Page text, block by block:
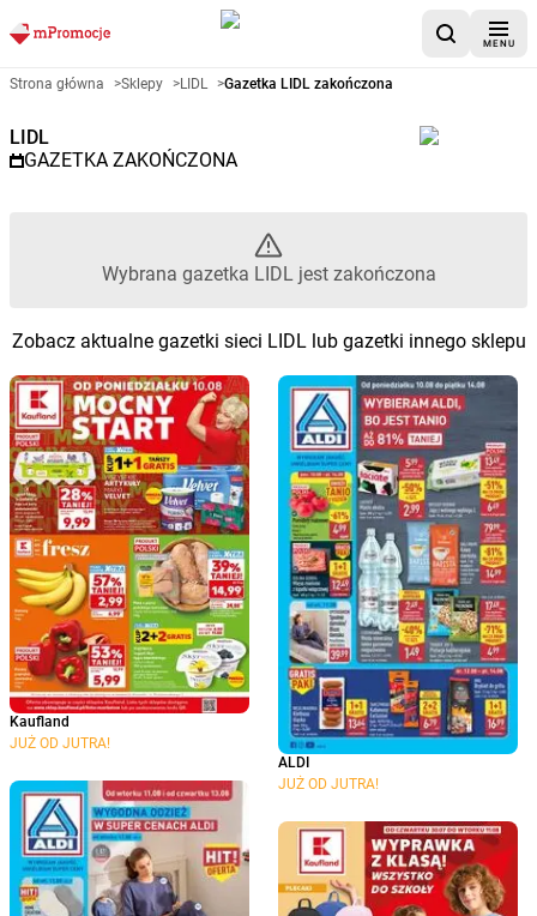
MENU
Gazetka promocyjna LIDL –
Strona główna >Sklepy >LIDL >Gazetka LIDL zakończona
LIDL
GAZETKA ZAKOŃCZONA
Wybrana gazetka LIDL jest zakończona
Zobacz aktualne gazetki sieci LIDL lub gazetki innego sklepu
Kaufland
JUŻ OD JUTRA!
ALDI
JUŻ OD JUTRA!